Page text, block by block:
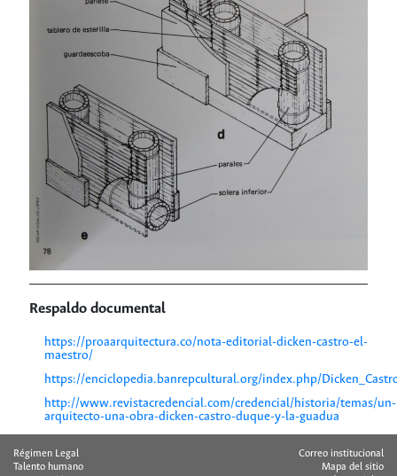
Respaldo documental
https://proaarquitectura.co/nota-editorial-dicken-castro-el-
maestro/
https://enciclopedia.banrepcultural.org/index.php/
http://www.revistacredencial.com/credencial/historia/temas/un-
arquitecto-una-obra-dicken-castro-duque-y-la-guadua
Régimen Legal
Talento humano
Correo institucional
Mapa del sitio